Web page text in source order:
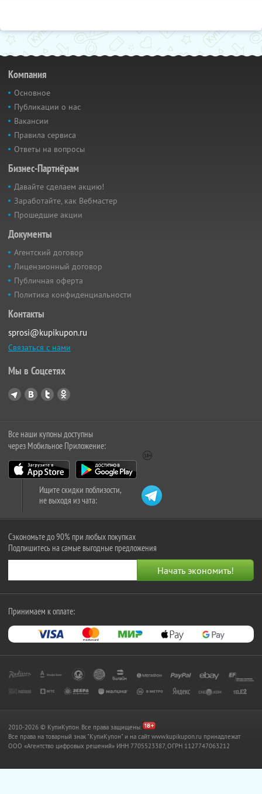
Компания
Основное
Публикации о нас
Вакансии
Правила сервиса
Ответы на вопросы
Бизнес-Партнёрам
Давайте сделаем акцию!
Заработайте, как Вебмастер
Прошедшие акции
Документы
Агентский договор
Лицензионный договор
Публичная оферта
Политика конфиденциальности
Контакты
sprosi@kupikupon.ru
Связаться с нами
Мы в Соцсетях
Все наши купоны доступны
через Мобильное Приложение:
Ищите скидки поблизости,
не выходя из чата:
Сэкономьте до 90% при любых покупках
Подпишитесь на самые выгодные предложения
Принимаем к оплате:
2010-2026 © КупиКупон. Все права защищены.
Все права на товарный знак "КупиКупон" и на сайт www.kupikupon.ru принадлежат
OOO «Агентство цифровых решений» ИНН 7705523387, ОГРН 1127747063212